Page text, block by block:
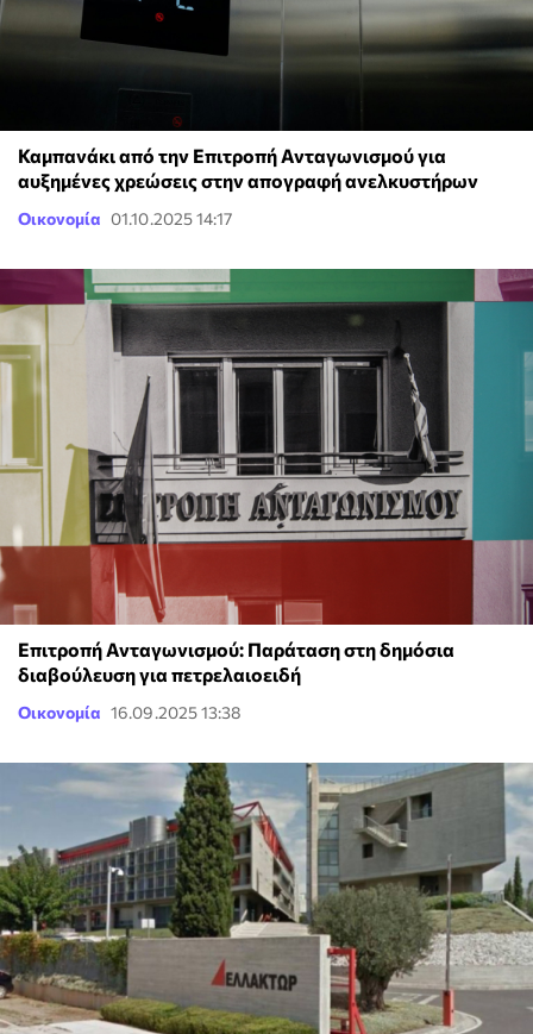
Καμπανάκι από την Επιτροπή Ανταγωνισμού για
αυξημένες χρεώσεις στην απογραφή ανελκυστήρων
Οικονομία 01.10.2025 14:17
Επιτροπή Ανταγωνισμού: Παράταση στη δημόσια
διαβούλευση για πετρελαιοειδή
Οικονομία 16.09.2025 13:38